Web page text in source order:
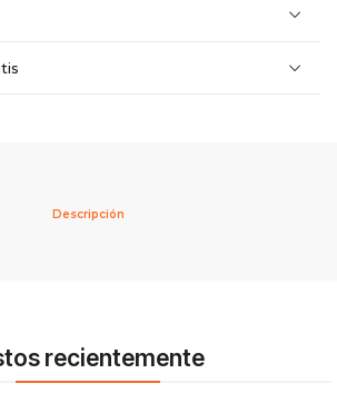
Descripción
recientemente